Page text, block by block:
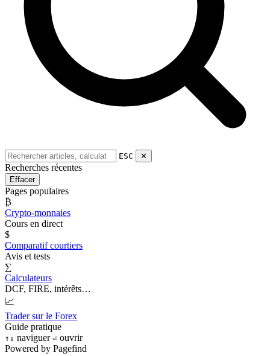
ESC ✕
Recherches récentes
Effacer
Pages populaires
₿
Crypto-monnaies
Cours en direct
$
Comparatif courtiers
Avis et tests
∑
Calculateurs
DCF, FIRE, intérêts…
📈
Trader sur le Forex
Guide pratique
↑ ↓ naviguer ⏎ ouvrir
Powered by Pagefind